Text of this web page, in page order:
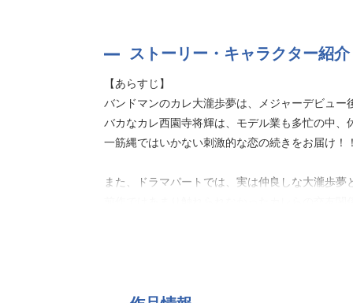
迎えるふたり……！
一方、大人気モデルで資産家の将輝は、
彼女である貴女と念願の海外旅行へ。
いつもはちょっと天然で単純な彼だけど、
貴女への真剣な気持ちがあふれて……v
ストーリー・キャラクター紹介
【あらすじ】
バンドマンのカレ大瀧歩夢は、メジャーデビュ
バカなカレ西園寺将輝は、モデル業も多忙の中、
一筋縄ではいかない刺激的な恋の続きをお届け！！
また、ドラマパートでは、実は仲良しな大瀧歩夢
名前：大瀧歩夢